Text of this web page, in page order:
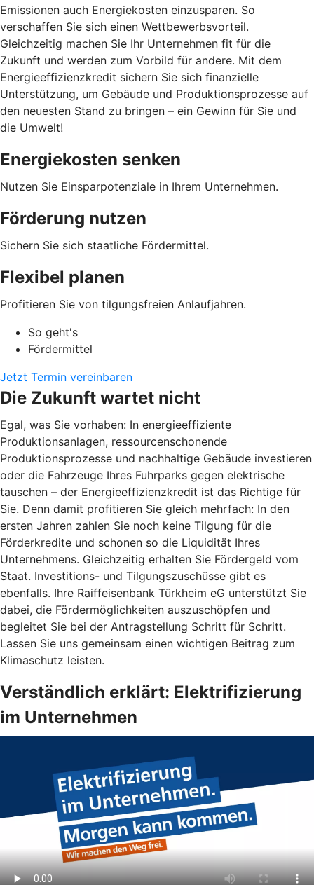
Emissionen auch Energiekosten einzusparen. So
verschaffen Sie sich einen Wettbewerbsvorteil.
Gleichzeitig machen Sie Ihr Unternehmen fit für die
Zukunft und werden zum Vorbild für andere. Mit dem
Energieeffizienzkredit sichern Sie sich finanzielle
Unterstützung, um Gebäude und Produktionsprozesse auf
den neuesten Stand zu bringen – ein Gewinn für Sie und
die Umwelt!
Energiekosten senken
Nutzen Sie Einsparpotenziale in Ihrem Unternehmen.
Förderung nutzen
Sichern Sie sich staatliche Fördermittel.
Flexibel planen
Profitieren Sie von tilgungsfreien Anlaufjahren.
So geht's
Fördermittel
Jetzt Termin vereinbaren
Die Zukunft wartet nicht
Egal, was Sie vorhaben: In energieeffiziente
Produktionsanlagen, ressourcenschonende
Produktionsprozesse und nachhaltige Gebäude investieren
oder die Fahrzeuge Ihres Fuhrparks gegen elektrische
tauschen – der Energieeffizienzkredit ist das Richtige für
Sie. Denn damit profitieren Sie gleich mehrfach: In den
ersten Jahren zahlen Sie noch keine Tilgung für die
Förderkredite und schonen so die Liquidität Ihres
Unternehmens. Gleichzeitig erhalten Sie Fördergeld vom
Staat. Investitions- und Tilgungszuschüsse gibt es
ebenfalls. Ihre Raiffeisenbank Türkheim eG unterstützt Sie
dabei, die Fördermöglichkeiten auszuschöpfen und
begleitet Sie bei der Antragstellung Schritt für Schritt.
Lassen Sie uns gemeinsam einen wichtigen Beitrag zum
Klimaschutz leisten.
Verständlich erklärt: Elektrifizierung
im Unternehmen